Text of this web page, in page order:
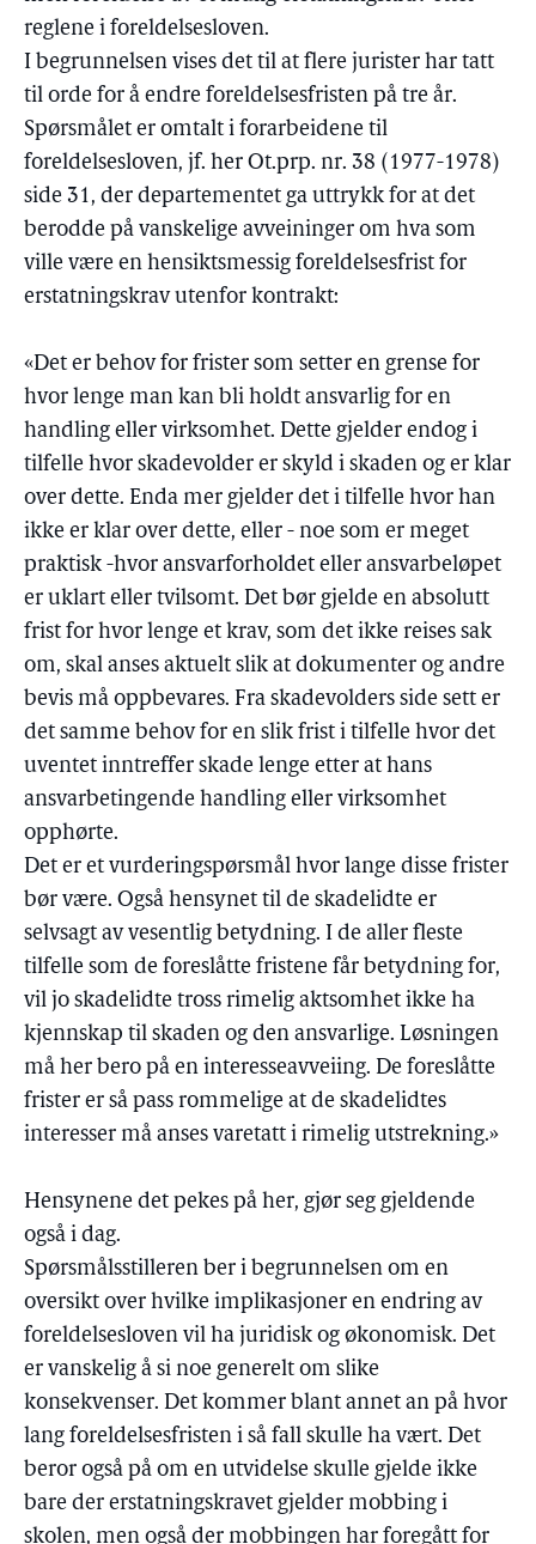
reglene i foreldelsesloven.
I begrunnelsen vises det til at flere jurister har tatt
til orde for å endre foreldelsesfristen på tre år.
Spørsmålet er omtalt i forarbeidene til
foreldelsesloven, jf. her Ot.prp. nr. 38 (1977-1978)
side 31, der departementet ga uttrykk for at det
berodde på vanskelige avveininger om hva som
ville være en hensiktsmessig foreldelsesfrist for
erstatningskrav utenfor kontrakt:
«Det er behov for frister som setter en grense for
hvor lenge man kan bli holdt ansvarlig for en
handling eller virksomhet. Dette gjelder endog i
tilfelle hvor skadevolder er skyld i skaden og er klar
over dette. Enda mer gjelder det i tilfelle hvor han
ikke er klar over dette, eller - noe som er meget
praktisk -hvor ansvarforholdet eller ansvarbeløpet
er uklart eller tvilsomt. Det bør gjelde en absolutt
frist for hvor lenge et krav, som det ikke reises sak
om, skal anses aktuelt slik at dokumenter og andre
bevis må oppbevares. Fra skadevolders side sett er
det samme behov for en slik frist i tilfelle hvor det
uventet inntreffer skade lenge etter at hans
ansvarbetingende handling eller virksomhet
opphørte.
Det er et vurderingspørsmål hvor lange disse frister
bør være. Også hensynet til de skadelidte er
selvsagt av vesentlig betydning. I de aller fleste
tilfelle som de foreslåtte fristene får betydning for,
vil jo skadelidte tross rimelig aktsomhet ikke ha
kjennskap til skaden og den ansvarlige. Løsningen
må her bero på en interesseavveiing. De foreslåtte
frister er så pass rommelige at de skadelidtes
interesser må anses varetatt i rimelig utstrekning.»
Hensynene det pekes på her, gjør seg gjeldende
også i dag.
Spørsmålsstilleren ber i begrunnelsen om en
oversikt over hvilke implikasjoner en endring av
foreldelsesloven vil ha juridisk og økonomisk. Det
er vanskelig å si noe generelt om slike
konsekvenser. Det kommer blant annet an på hvor
lang foreldelsesfristen i så fall skulle ha vært. Det
beror også på om en utvidelse skulle gjelde ikke
bare der erstatningskravet gjelder mobbing i
skolen, men også der mobbingen har foregått for